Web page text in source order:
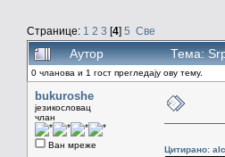
Странице: 1 2 3 [4] 5 Све
Аутор Тема:
0 чланова и 1 гост прегледају ову тему.
bukuroshe
језикословац
члан
Ван мреже
Цитирано: